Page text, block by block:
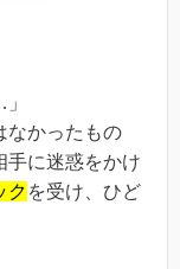
なかったもの
手に迷惑をかけ
ク を受け、ひど